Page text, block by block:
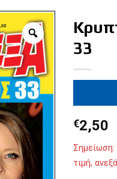
33
€2,50
τιμή,